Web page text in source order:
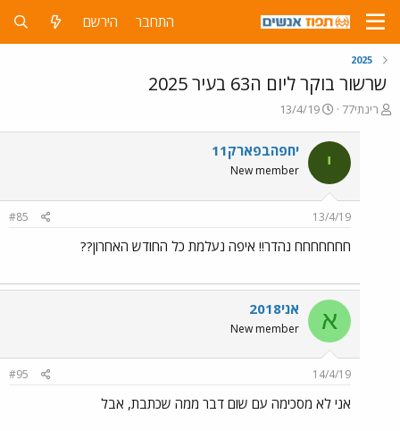
התחבר הירשם
2025
שרשור בוקר ליום ה63 בעיר 2025
פ
רינתי77
פ
ר
ת
א
י
13/4/19
י יחפהבפארק11
New member
13/4/19
#85
חחחחחחח נהדר!! איפה נעלמת כל החודש האחרון??
א אני2018
New member
14/4/19
#95
אני לא מסכימה עם שום דבר ממה שכתבת, אבל